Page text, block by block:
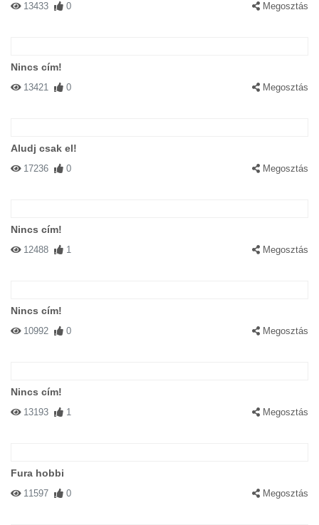
13433 0 Megosztás
Nincs cím!
13421 0 Megosztás
Aludj csak el!
17236 0 Megosztás
Nincs cím!
12488 1 Megosztás
Nincs cím!
10992 0 Megosztás
Nincs cím!
13193 1 Megosztás
Fura hobbi
11597 0 Megosztás